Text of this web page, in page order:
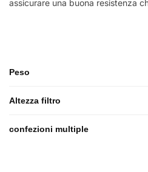
assicurare una buona resistenza
Peso
Altezza filtro
confezioni multiple